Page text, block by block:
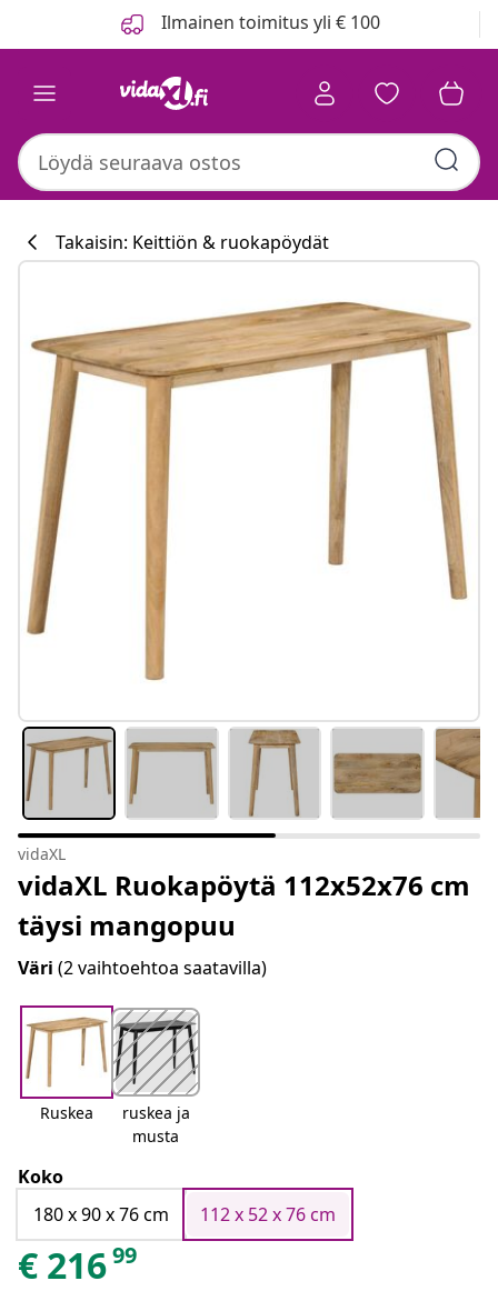
Ilmainen toimitus yli € 100
#sharemevidaxl
Takaisin: Keittiön & ruokapöydät
vidaXL
vidaXL Ruokapöytä 112x52x76 cm
täysi mangopuu
Väri (2 vaihtoehtoa saatavilla)
Ruskea
ruskea ja
musta
Koko
180 x 90 x 76 cm
112 x 52 x 76 cm
€ 21699